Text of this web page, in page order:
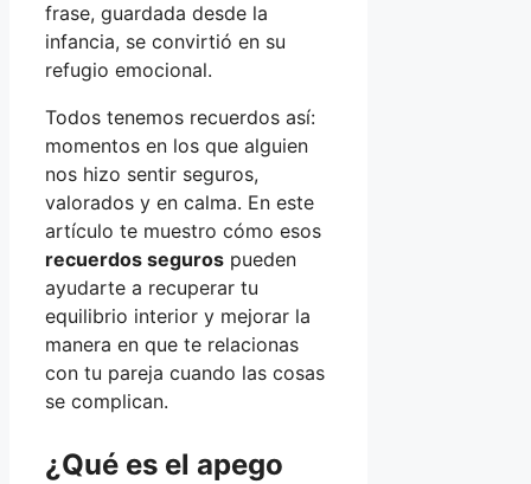
frase, guardada desde la
infancia, se convirtió en su
refugio emocional.
Todos tenemos recuerdos así:
momentos en los que alguien
nos hizo sentir seguros,
valorados y en calma. En este
artículo te muestro cómo esos
recuerdos seguros pueden
ayudarte a recuperar tu
equilibrio interior y mejorar la
manera en que te relacionas
con tu pareja cuando las cosas
se complican.
¿Qué es el apego